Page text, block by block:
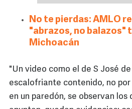
No te pierdas: AMLO
"abrazos, no balazos"
Michoacán
"Un video como el de S José
escalofriante contenido, no
en un paredón, se observan los